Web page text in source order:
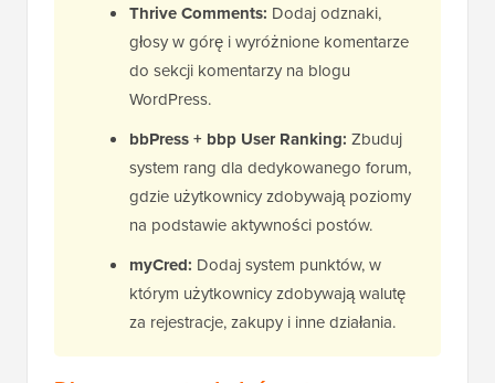
Thrive Comments: Dodaj odznaki,
głosy w górę i wyróżnione komentarze
do sekcji komentarzy na blogu
WordPress.
bbPress + bbp User Ranking: Zbuduj
system rang dla dedykowanego forum,
gdzie użytkownicy zdobywają poziomy
na podstawie aktywności postów.
myCred: Dodaj system punktów, w
którym użytkownicy zdobywają walutę
za rejestracje, zakupy i inne działania.